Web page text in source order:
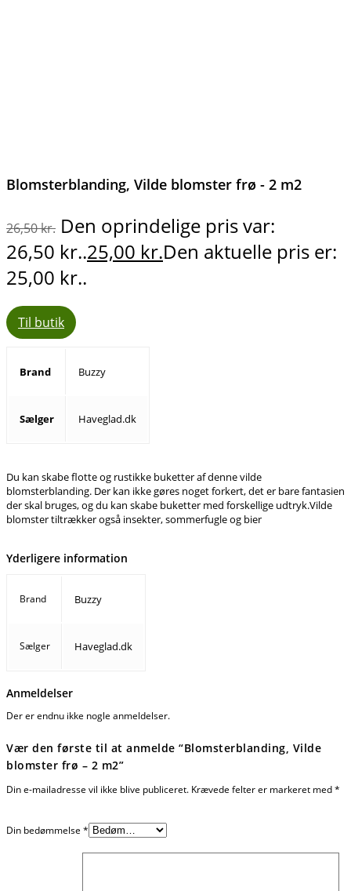
Blomsterblanding, Vilde blomster frø - 2 m2
26,50kr. Den oprindelige pris var:
26,50 kr..25,00 kr.Den aktuelle pris er:
25,00 kr..
Til butik
Brand Buzzy
Sælger Haveglad.dk
Du kan skabe flotte og rustikke buketter af denne vilde
blomsterblanding. Der kan ikke gøres noget forkert, det er bare fantasien
der skal bruges, og du kan skabe buketter med forskellige udtryk.Vilde
blomster tiltrækker også insekter, sommerfugle og bier
Yderligere information
Brand Buzzy
Sælger Haveglad.dk
Anmeldelser
Der er endnu ikke nogle anmeldelser.
Vær den første til at anmelde “Blomsterblanding, Vilde
blomster frø – 2 m2”
Din e-mailadresse vil ikke blive publiceret. Krævede felter er markeret med*
Din bedømmelse *